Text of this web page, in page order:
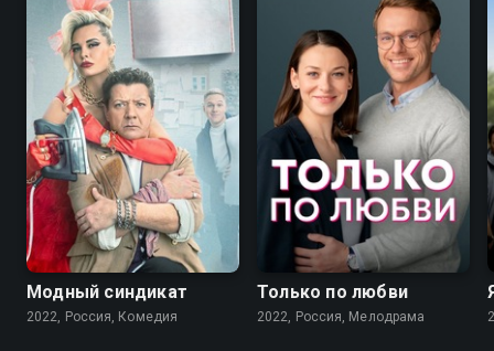
7.6
Модный синдикат
2022, Россия, Комедия
Только по любви
2022, Россия, Мелодрама